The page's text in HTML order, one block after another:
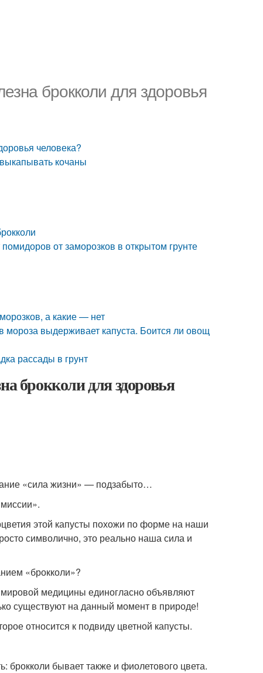
брокколи для здоровья
человека?
кочаны
от заморозков в открытом грунте
а какие — нет
мороза выдерживает капуста. Боится ли овощ
рассады в грунт
брокколи для здоровья
«сила жизни» — подзабыто…
этой капусты похожи по форме на наши
символично, это реально наша сила и
«брокколи»?
медицины единогласно объявляют
существуют на данный момент в природе!
относится к подвиду цветной капусты.
брокколи бывает также и фиолетового цвета.